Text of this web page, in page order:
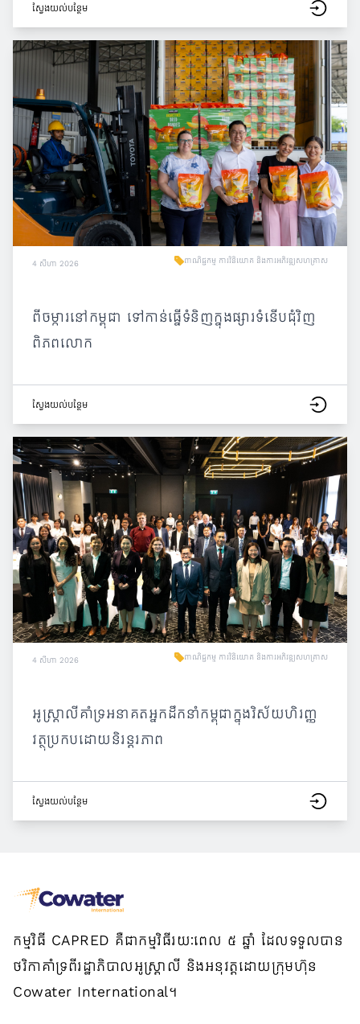
ស្វែង​យល់​បន្ថែម
4 សីហា 2026 ពាណិជ្ជកម្ម ការវិនិយោគ និងការអភិវឌ្ឍសហគ្រាស
ពីចម្ការនៅកម្ពុជា ទៅកាន់ធ្នើទំនិញក្នុងផ្សារទំនើបជុំវិញ
ពិភពលោក
ស្វែង​យល់​បន្ថែម
4 សីហា 2026 ពាណិជ្ជកម្ម ការវិនិយោគ និងការអភិវឌ្ឍសហគ្រាស
អូស្ត្រាលីគាំទ្រអនាគតអ្នកដឹកនាំកម្ពុជាក្នុងវិស័យហិរញ្ញ
វត្ថុប្រកបដោយនិរន្តរភាព
ស្វែង​យល់​បន្ថែម
កម្មវិធី CAPRED គឺជាកម្មវិធីរយៈពេល ៥ ឆ្នាំ ដែលទទួលបាន
ថវិកាគាំទ្រពីរដ្ឋាភិបាលអូស្ត្រាលី និងអនុវត្តដោយក្រុមហ៊ុន
Cowater International។